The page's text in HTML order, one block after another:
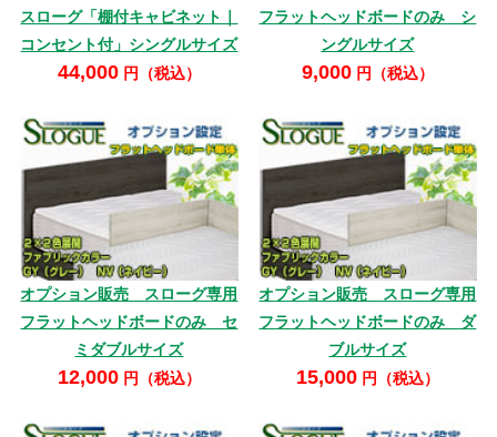
スローグ「棚付キャビネット｜
コンセント付」シングルサイズ
44,000円（税込）
フラットヘッドボードのみ シ
ングルサイズ
9,000円（税込）
オプション販売 スローグ専用
フラットヘッドボードのみ セ
ミダブルサイズ
12,000円（税込）
オプション販売 スローグ専用
フラットヘッドボードのみ ダ
ブルサイズ
15,000円（税込）